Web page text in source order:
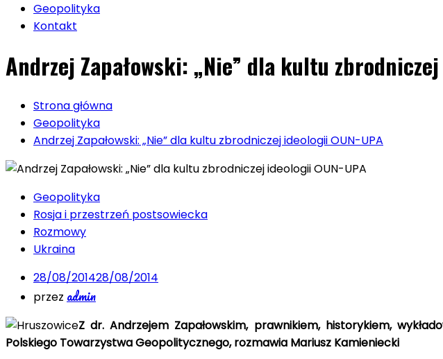
Geopolityka
Kontakt
Andrzej Zapałowski: „Nie” dla kultu
Strona główna
Geopolityka
Andrzej Zapałowski: „Nie” dla kultu zbrodniczej ideologii OUN-UPA
Geopolityka
Rosja i przestrzeń postsowiecka
Rozmowy
Ukraina
28/08/201428/08/2014
przez admin
Z dr. Andrzejem Zapałowskim, prawnikiem, historykiem,
Polskiego Towarzystwa Geopolitycznego, rozmawia Mariusz Kamieniecki